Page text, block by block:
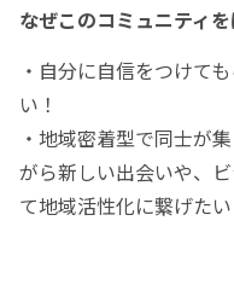
なぜこのコミュニティ
・自分に自信をつけて
い！
・地域密着型で同士が
がら新しい出会いや、
て地域活性化に繋げたい